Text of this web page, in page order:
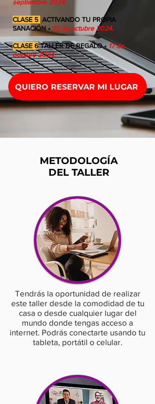
septiembre 2024.
CLASE 5 ACTIVANDO TU PROPIA
SANACIÓN • 10 de octubre 2024.
CLASE 6 TALLER DE REGALO• 17 de
octubre 2024.
QUIERO RESERVAR MI LUGAR
METODOLOGÍA
DEL TALLER
Tendrás la oportunidad de realizar
este taller desde la comodidad de tu
casa o desde cualquier lugar del
mundo donde tengas acceso a
internet. Podrás conectarte usando tu
tableta, portátil o celular.